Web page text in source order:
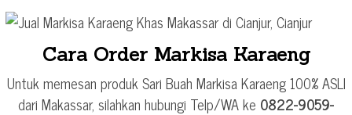
Cara Order Markisa Karaeng
Untuk memesan produk Sari Buah Markisa Karaeng 100% ASLI
dari Makassar, silahkan hubungi Telp/WA ke 0822-9059-